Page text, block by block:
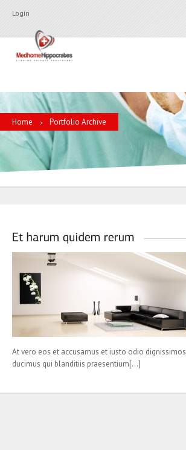
Login
Home Portfolio Archive
At vero eos et accusamus et iusto odio dignissimos
ducimus qui blanditiis praesentium[…]